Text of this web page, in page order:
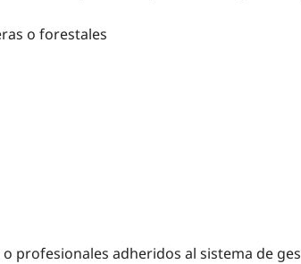
o forestales
adheridos al sistema de